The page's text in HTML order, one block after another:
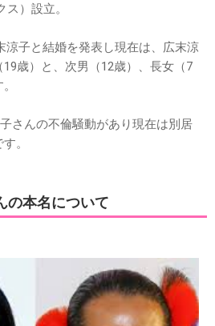
ス）設立。
涼子と結婚を発表し現在は、広末涼
歳）と、次男（12歳）、長女（7
さんの不倫騒動があり現在は別居
。
の本名について